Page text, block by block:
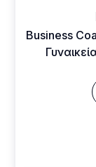
Business